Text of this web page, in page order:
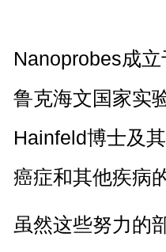
Nanoprobes成
鲁克海文国家实
Hainfeld博士及
癌症和其他疾病
虽然这些努力的